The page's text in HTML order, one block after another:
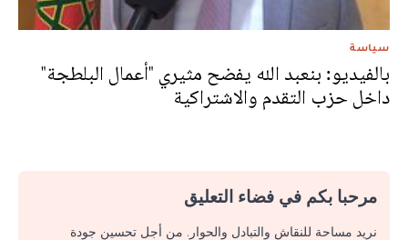
سياسة
بالفيديو: بنعبد الله يفضح مثيري "أعمال البلطجة"
داخل حزب التقدم والاشتراكية
مرحبا بكم في فضاء التعليق
نريد مساحة للنقاش والتبادل والحوار. من أجل تحسين جودة